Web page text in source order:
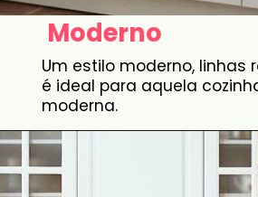
Moderno
Um estilo moderno, linhas
é ideal para aquela
moderna.